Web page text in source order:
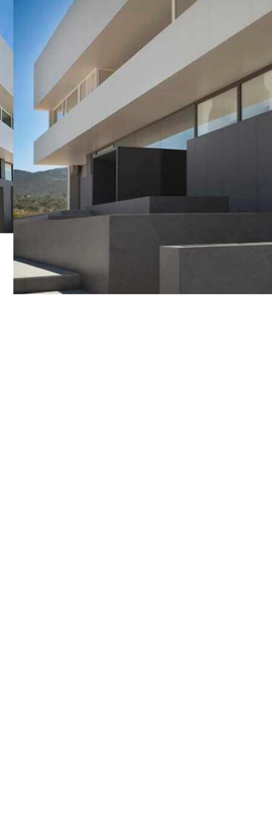
EDIFICIO
OFICINAS,
ALICANTE